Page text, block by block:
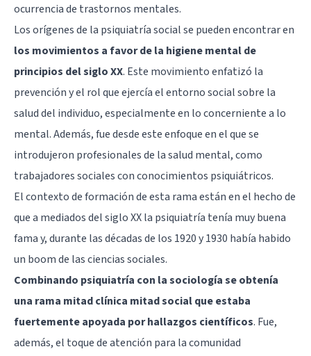
ocurrencia de trastornos mentales.
Los orígenes de la psiquiatría social se pueden encontrar en
los movimientos a favor de la higiene mental de
principios del siglo XX. Este movimiento enfatizó la
prevención y el rol que ejercía el entorno social sobre la
salud del individuo, especialmente en lo concerniente a lo
mental. Además, fue desde este enfoque en el que se
introdujeron profesionales de la salud mental, como
trabajadores sociales con conocimientos psiquiátricos.
El contexto de formación de esta rama están en el hecho de
que a mediados del siglo XX la psiquiatría tenía muy buena
fama y, durante las décadas de los 1920 y 1930 había habido
un boom de las ciencias sociales.
Combinando psiquiatría con la sociología se obtenía
una rama mitad clínica mitad social que estaba
fuertemente apoyada por hallazgos científicos. Fue,
además, el toque de atención para la comunidad